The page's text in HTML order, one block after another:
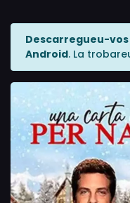
Descarregueu-
Android. La